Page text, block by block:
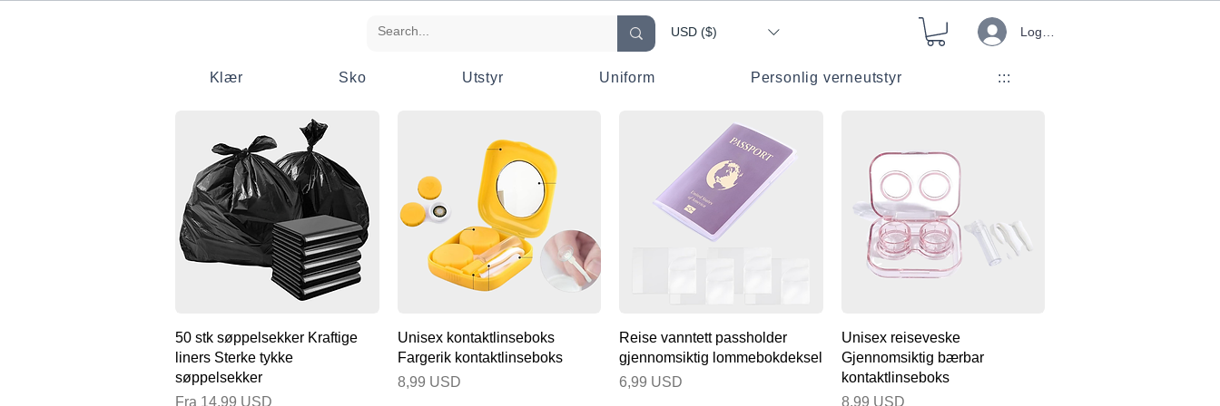
USD ($) Logg inn
Klær Sko Utstyr Uniform Personlig verneutstyr :::
Hurtigvisning
50 stk søppelsekker Kraftige
liners Sterke tykke
søppelsekker
Fra 14,99 USD
Salgspris
Hurtigvisning
Unisex kontaktlinseboks
Fargerik kontaktlinseboks
Pris
8,99 USD
Hurtigvisning
Reise vanntett passholder
gjennomsiktig lommebokdeksel
Pris
6,99 USD
Hurtigvisning
Unisex reiseveske
Gjennomsiktig bærbar
kontaktlinseboks
Pris
8,99 USD